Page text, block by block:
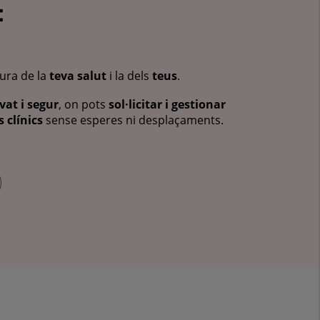
de la teva salut i la dels teus.
i segur, on pots sol·licitar i gestionar
clínics sense esperes ni desplaçaments.